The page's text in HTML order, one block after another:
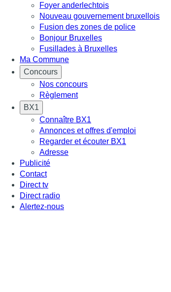
Foyer anderlechtois
Nouveau gouvernement bruxellois
Fusion des zones de police
Bonjour Bruxelles
Fusillades à Bruxelles
Ma Commune
Concours
Nos concours
Règlement
BX1
Connaître BX1
Annonces et offres d'emploi
Regarder et écouter BX1
Adresse
Publicité
Contact
Direct tv
Direct radio
Alertez-nous